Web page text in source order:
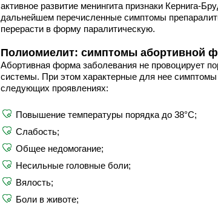
активное развитие менингита признаки Кернига-
дальнейшем перечисленные симптомы
перерасти в форму паралитическую.
Полиомиелит: симптомы абортивной
Абортивная форма заболевания не провоцирует
системы. При этом характерные для нее
следующих проявлениях:
Повышение температуры порядка до 38°C;
Слабость;
Общее недомогание;
Несильные головные боли;
Вялость;
Боли в животе;